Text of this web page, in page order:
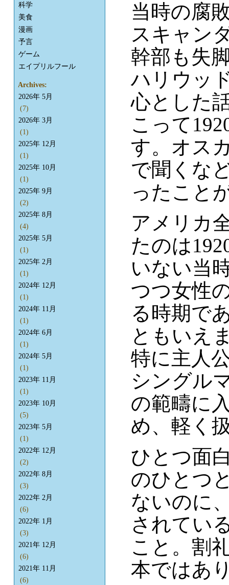
当時の腐
スキャン
幹部も失
ハリウッ
心とした
こって
す。オス
で聞くな
ったこと
アメリカ
たのは
いない当
つつ女性
る時期で
ともいえ
特に主人
シングル
の範疇に
め、軽く
ひとつ面
のひとつ
ないのに
されてい
こと。割
本ではあ
科学
美食
漫画
予言
ゲーム
エイプリルフール
Archives:
2026年 5月
(7)
2026年 3月
(1)
2025年 12月
(1)
2025年 10月
(1)
2025年 9月
(2)
2025年 8月
(4)
2025年 5月
(1)
2025年 2月
(1)
2024年 12月
(1)
2024年 11月
(1)
2024年 6月
(1)
2024年 5月
(1)
2023年 11月
(1)
2023年 10月
(5)
2023年 5月
(1)
2022年 12月
(2)
2022年 8月
(3)
2022年 2月
(6)
2022年 1月
(3)
2021年 12月
(6)
2021年 11月
(6)